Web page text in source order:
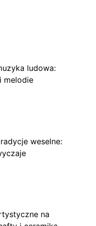
ludowa:
melodie
weselne:
na